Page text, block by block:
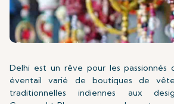
Delhi est un rêve pour les
éventail varié de boutiques de
traditionnelles indiennes aux